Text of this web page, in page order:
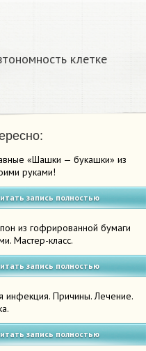
клетке
«Шашки — букашки» из
руками!
запись полностью
из гофрированной бумаги
Мастер-класс.
запись полностью
инфекция. Причины. Лечение.
запись полностью